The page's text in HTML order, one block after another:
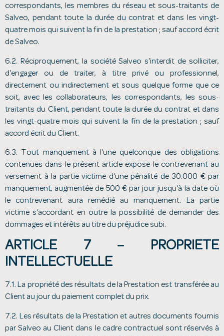
correspondants, les membres du réseau et sous-traitants de
Salveo, pendant toute la durée du contrat et dans les vingt-
quatre mois qui suivent la fin de la prestation ; sauf accord écrit
de Salveo.
6.2. Réciproquement, la société Salveo s’interdit de solliciter,
d’engager ou de traiter, à titre privé ou professionnel,
directement ou indirectement et sous quelque forme que ce
soit, avec les collaborateurs, les correspondants, les sous-
traitants du Client, pendant toute la durée du contrat et dans
les vingt-quatre mois qui suivent la fin de la prestation ; sauf
accord écrit du Client.
6.3. Tout manquement à l’une quelconque des obligations
contenues dans le présent article expose le contrevenant au
versement à la partie victime d’une pénalité de 30.000 € par
manquement, augmentée de 500 € par jour jusqu’à la date où
le contrevenant aura remédié au manquement. La partie
victime s’accordant en outre la possibilité de demander des
dommages et intérêts au titre du préjudice subi.
ARTICLE 7 – PROPRIETE
INTELLECTUELLE
7.1. La propriété des résultats de la Prestation est transférée au
Client au jour du paiement complet du prix.
7.2. Les résultats de la Prestation et autres documents fournis
par Salveo au Client dans le cadre contractuel sont réservés à